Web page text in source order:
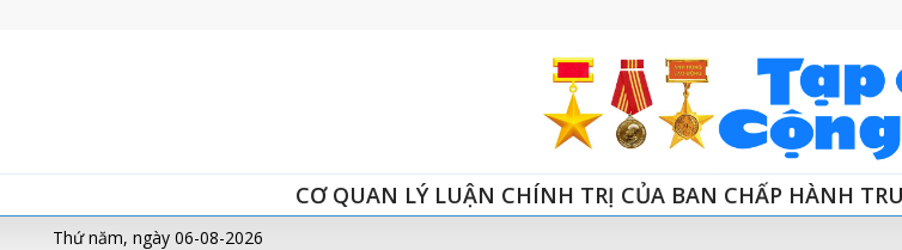
CƠ QUAN LÝ LUẬN CHÍNH TRỊ CỦA BAN CHẤP HÀNH
Thứ năm, ngày 06-08-2026